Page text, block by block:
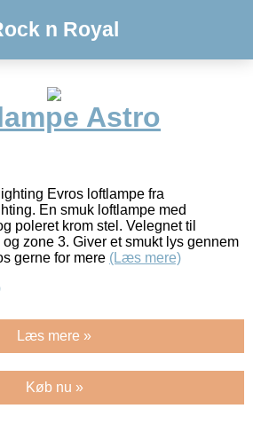
n Royal
Astro
Evros loftlampe fra
En smuk loftlampe med
poleret krom stel. Velegnet til
zone 3. Giver et smukt lys gennem
gerne for mere (Læs mere)
Læs mere »
Køb nu »